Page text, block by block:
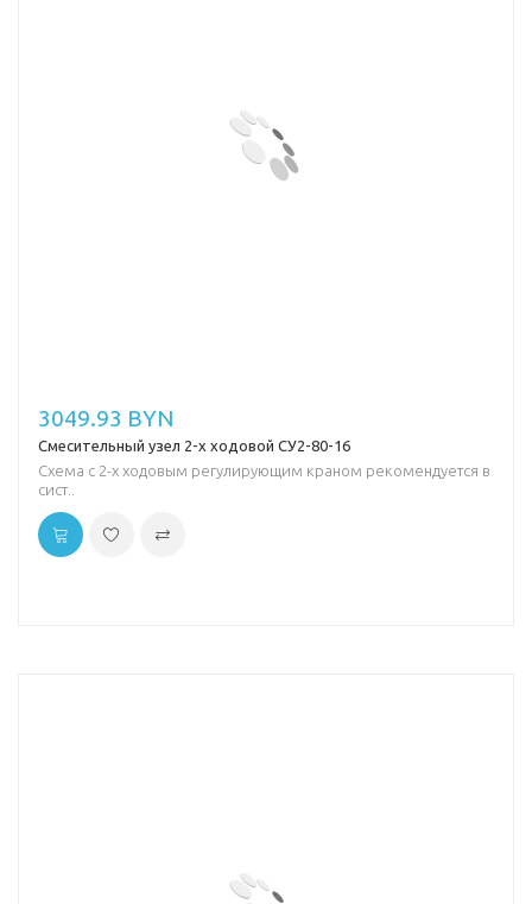
3049.93 BYN
Смесительный узел 2-х ходовой СУ2-80-16
Схема с 2-х ходовым регулирующим краном рекомендуется в
сист..